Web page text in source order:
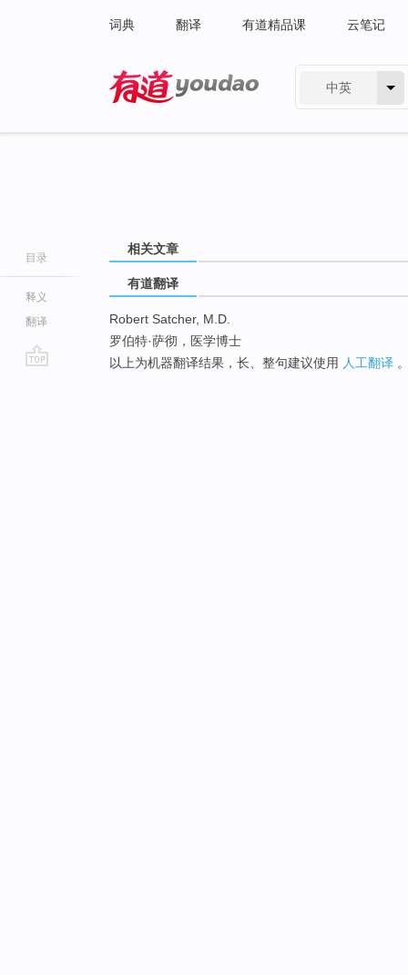
词典 翻译 有道精品课 云笔记
中英
目录
释义
翻译
相关文章
有道翻译
Robert Satcher, M.D.
罗伯特·萨彻，医学博士
以上为机器翻译结果，长、整句建议使用 人工翻译